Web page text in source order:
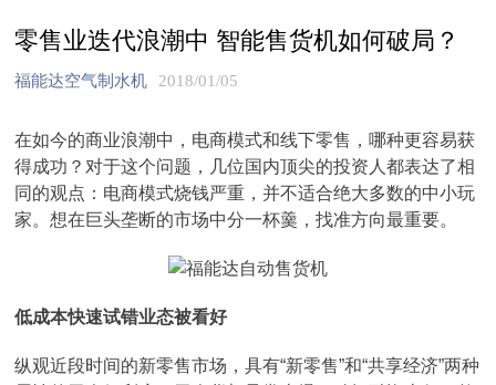
零售业迭代浪潮中 智能售货机如何破局？
福能达空气制水机 2018/01/05
在如今的商业浪潮中，电商模式和线下零售，哪种更容易获
得成功？对于这个问题，几位国内顶尖的投资人都表达了相
同的观点：电商模式烧钱严重，并不适合绝大多数的中小玩
家。想在巨头垄断的市场中分一杯羹，找准方向最重要。
低成本快速试错业态被看好
纵观近段时间的新零售市场，具有“新零售”和“共享经济”两种